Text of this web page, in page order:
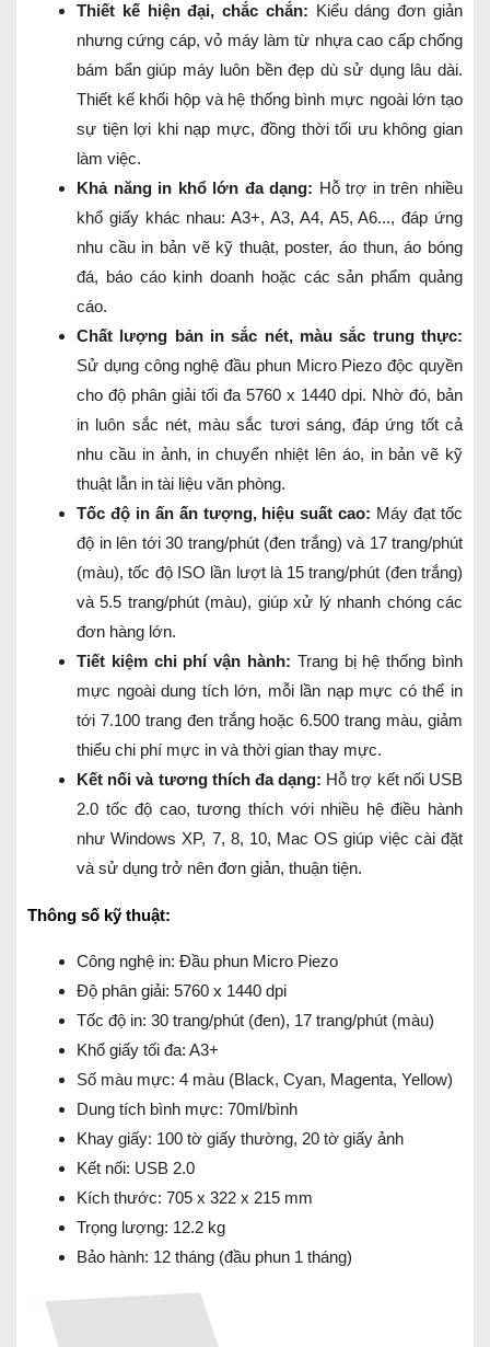
Thiết kế hiện đại, chắc chắn: Kiểu dáng đơn giản
nhưng cứng cáp, vỏ máy làm từ nhựa cao cấp chống
bám bẩn giúp máy luôn bền đẹp dù sử dụng lâu dài.
Thiết kế khối hộp và hệ thống bình mực ngoài lớn tạo
sự tiện lợi khi nạp mực, đồng thời tối ưu không gian
làm việc.
Khả năng in khổ lớn đa dạng: Hỗ trợ in trên nhiều
khổ giấy khác nhau: A3+, A3, A4, A5, A6..., đáp ứng
nhu cầu in bản vẽ kỹ thuật, poster, áo thun, áo bóng
đá, báo cáo kinh doanh hoặc các sản phẩm quảng
cáo.
Chất lượng bản in sắc nét, màu sắc trung thực:
Sử dụng công nghệ đầu phun Micro Piezo độc quyền
cho độ phân giải tối đa 5760 x 1440 dpi. Nhờ đó, bản
in luôn sắc nét, màu sắc tươi sáng, đáp ứng tốt cả
nhu cầu in ảnh, in chuyển nhiệt lên áo, in bản vẽ kỹ
thuật lẫn in tài liệu văn phòng.
Tốc độ in ấn ấn tượng, hiệu suất cao: Máy đạt tốc
độ in lên tới 30 trang/phút (đen trắng) và 17 trang/phút
(màu), tốc độ ISO lần lượt là 15 trang/phút (đen trắng)
và 5.5 trang/phút (màu), giúp xử lý nhanh chóng các
đơn hàng lớn.
Tiết kiệm chi phí vận hành: Trang bị hệ thống bình
mực ngoài dung tích lớn, mỗi lần nạp mực có thể in
tới 7.100 trang đen trắng hoặc 6.500 trang màu, giảm
thiểu chi phí mực in và thời gian thay mực.
Kết nối và tương thích đa dạng: Hỗ trợ kết nối USB
2.0 tốc độ cao, tương thích với nhiều hệ điều hành
như Windows XP, 7, 8, 10, Mac OS giúp việc cài đặt
và sử dụng trở nên đơn giản, thuận tiện.
Thông số kỹ thuật:
Công nghệ in: Đầu phun Micro Piezo
Độ phân giải: 5760 x 1440 dpi
Tốc độ in: 30 trang/phút (đen), 17 trang/phút (màu)
Khổ giấy tối đa: A3+
Số màu mực: 4 màu (Black, Cyan, Magenta, Yellow)
Dung tích bình mực: 70ml/bình
Khay giấy: 100 tờ giấy thường, 20 tờ giấy ảnh
Kết nối: USB 2.0
Kích thước: 705 x 322 x 215 mm
Trọng lượng: 12.2 kg
Bảo hành: 12 tháng (đầu phun 1 tháng)